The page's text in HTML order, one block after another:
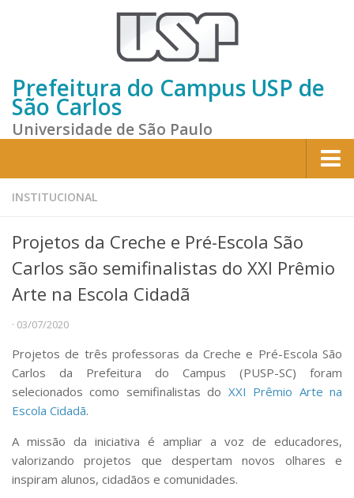
Prefeitura do Campus USP de
São Carlos
Universidade de São Paulo
Home
Sobre a Prefeitura
Gestão atual
Missão e Valores
Divisões e Seções
Comissões Internas
Pessoas
Localização
Serviços
Biblioteca
Administrativo e Financeiro
INSTITUCIONAL
Projetos da Creche e Pré-Escola São
Carlos são semifinalistas do XXI Prêmio
Arte na Escola Cidadã
· 03/07/2020
Projetos de três professoras da Creche e Pré-Escola São
Carlos da Prefeitura do Campus (PUSP-SC) foram
selecionados como semifinalistas do XXI Prêmio Arte na
Escola Cidadã.
A missão da iniciativa é ampliar a voz de educadores,
valorizando projetos que despertam novos olhares e
inspiram alunos, cidadãos e comunidades.